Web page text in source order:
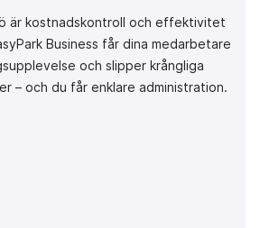
är kostnadskontroll och effektivitet
Business får dina medarbetare
och slipper krångliga
– och du får enklare administration.